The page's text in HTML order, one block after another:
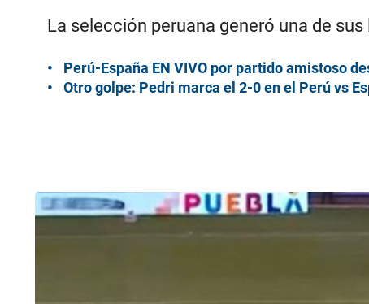
La selección peruana generó una de
Perú-España EN VIVO por partido amistoso
Otro golpe: Pedri marca el 2-0 en el Perú vs